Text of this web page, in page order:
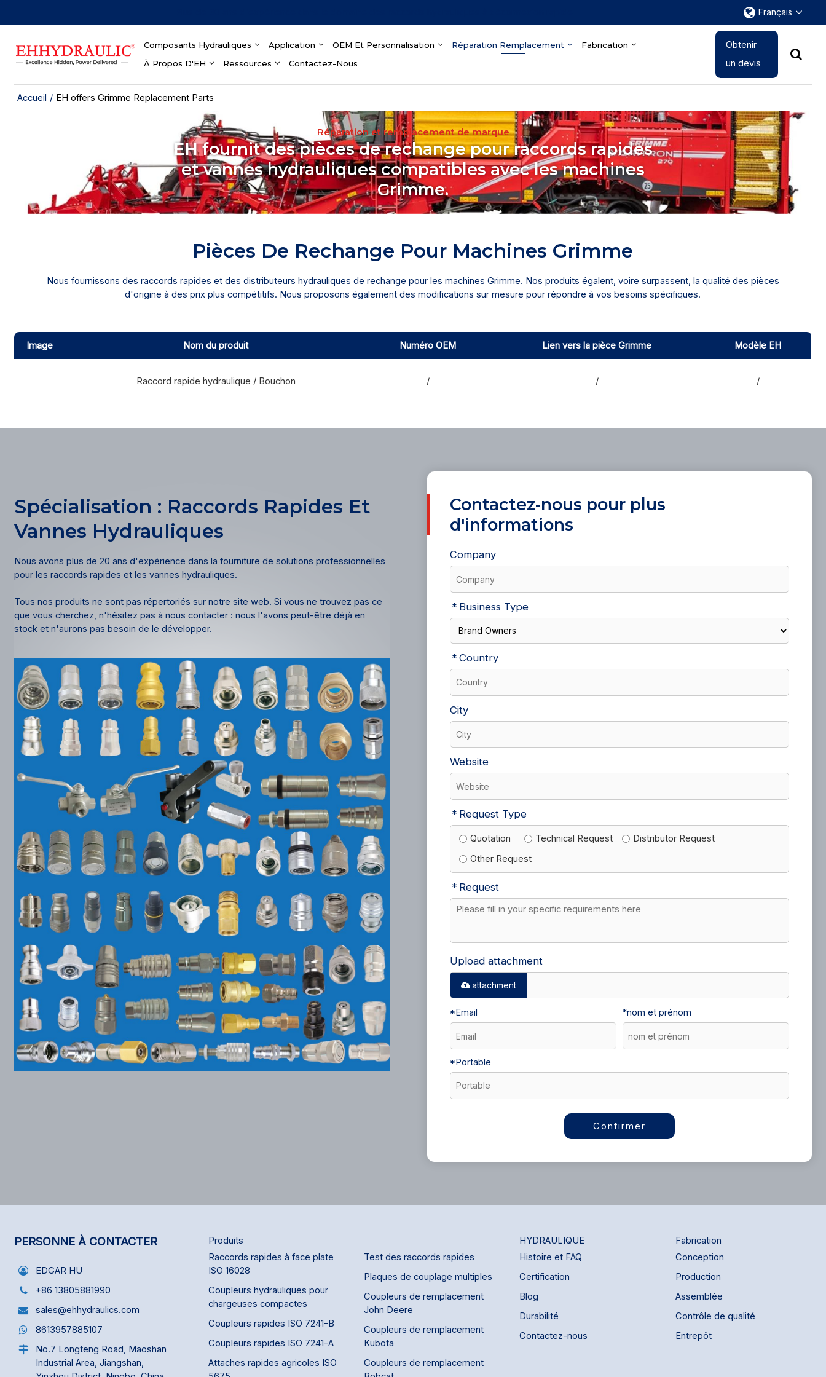
Français
Composants Hydrauliques Application OEM Et Personnalisation Réparation Remplacement
Fabrication
À Propos D'EH
Ressources Contactez-Nous
Obtenir
un devis
Accueil / EH offers Grimme Replacement Parts
Réparation et remplacement de marque
EH fournit des pièces de rechange pour raccords rapides
et vannes hydrauliques compatibles avec les machines
Grimme.
Pièces De Rechange Pour Machines Grimme
Nous fournissons des raccords rapides et des distributeurs hydrauliques de rechange pour les machines Grimme. Nos produits égalent, voire surpassent, la qualité des pièces
d'origine à des prix plus compétitifs. Nous proposons également des modifications sur mesure pour répondre à vos besoins spécifiques.
Image Nom du produit Numéro OEM Lien vers la pièce Grimme Modèle EH
Raccord rapide hydraulique / Bouchon / / /
Spécialisation : Raccords Rapides Et
Vannes Hydrauliques
Nous avons plus de 20 ans d'expérience dans la fourniture de solutions professionnelles
pour les raccords rapides et les vannes hydrauliques.
Tous nos produits ne sont pas répertoriés sur notre site web. Si vous ne trouvez pas ce
que vous cherchez, n'hésitez pas à nous contacter : nous l'avons peut-être déjà en
stock et n'aurons pas besoin de le développer.
Contactez-nous pour plus
d'informations
Company
Business Type
Country
City
Website
Request Type
Quotation Technical Request
Distributor Request
Other Request
Request
Upload attachment
attachment
* Email *nom et prénom
*Portable
Confirmer
PERSONNE À CONTACTER
EDGAR HU
+86 13805881990
sales@ehhydraulics.com
8613957885107
No.7 Longteng Road, Maoshan
Industrial Area, Jiangshan,
Produits
Raccords rapides à face plate
ISO 16028
Coupleurs hydrauliques pour
chargeuses compactes
Coupleurs rapides ISO 7241-B
Coupleurs rapides ISO 7241-A
Attaches rapides agricoles ISO
Test des raccords rapides
Plaques de couplage multiples
Coupleurs de remplacement
John Deere
Coupleurs de remplacement
Kubota
Coupleurs de remplacement
HYDRAULIQUE
Histoire et FAQ
Certification
Blog
Durabilité
Contactez-nous
Fabrication
Conception
Production
Assemblée
Contrôle de qualité
Entrepôt